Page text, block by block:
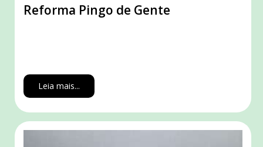
Reforma Pingo de Gente
Leia mais...